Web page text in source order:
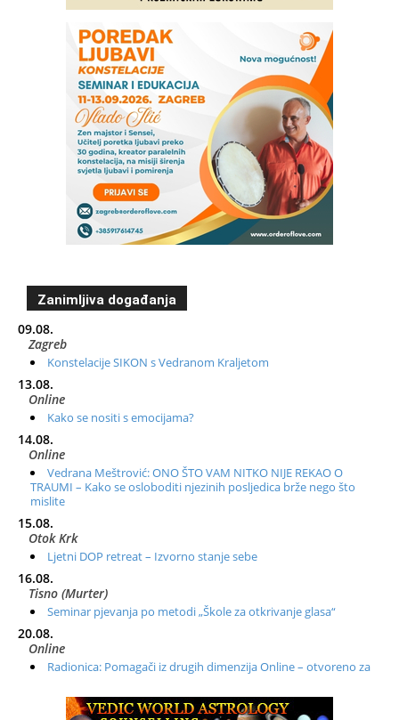
Zanimljiva događanja
09.08.
Zagreb
Konstelacije SIKON s Vedranom Kraljetom
13.08.
Online
Kako se nositi s emocijama?
14.08.
Online
Vedrana Meštrović: ONO ŠTO VAM NITKO NIJE REKAO O
TRAUMI – Kako se osloboditi njezinih posljedica brže nego što
mislite
15.08.
Otok Krk
Ljetni DOP retreat – Izvorno stanje sebe
16.08.
Tisno (Murter)
Seminar pjevanja po metodi „Škole za otkrivanje glasa“
20.08.
Online
Radionica: Pomagači iz drugih dimenzija Online – otvoreno za